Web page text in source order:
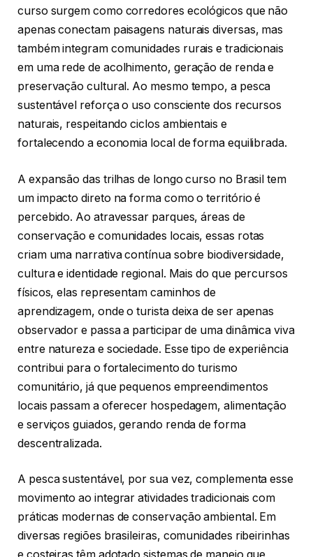
curso surgem como corredores ecológicos que não
apenas conectam paisagens naturais diversas, mas
também integram comunidades rurais e tradicionais
em uma rede de acolhimento, geração de renda e
preservação cultural. Ao mesmo tempo, a pesca
sustentável reforça o uso consciente dos recursos
naturais, respeitando ciclos ambientais e
fortalecendo a economia local de forma equilibrada.
A expansão das trilhas de longo curso no Brasil tem
um impacto direto na forma como o território é
percebido. Ao atravessar parques, áreas de
conservação e comunidades locais, essas rotas
criam uma narrativa contínua sobre biodiversidade,
cultura e identidade regional. Mais do que percursos
físicos, elas representam caminhos de
aprendizagem, onde o turista deixa de ser apenas
observador e passa a participar de uma dinâmica viva
entre natureza e sociedade. Esse tipo de experiência
contribui para o fortalecimento do turismo
comunitário, já que pequenos empreendimentos
locais passam a oferecer hospedagem, alimentação
e serviços guiados, gerando renda de forma
descentralizada.
A pesca sustentável, por sua vez, complementa esse
movimento ao integrar atividades tradicionais com
práticas modernas de conservação ambiental. Em
diversas regiões brasileiras, comunidades ribeirinhas